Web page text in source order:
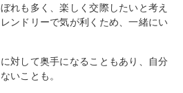
れも多く、楽しく交際したいと考え
ンドリーで気が利くため、一緒にい
対して奥手になることもあり、自分
いことも。